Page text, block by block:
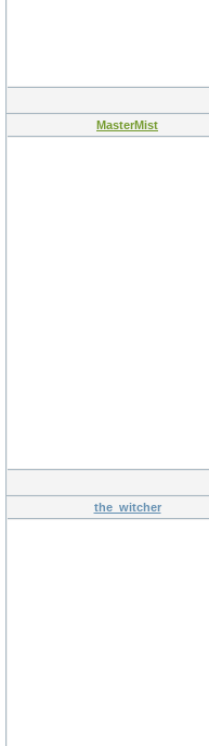
MasterMist
the_witcher